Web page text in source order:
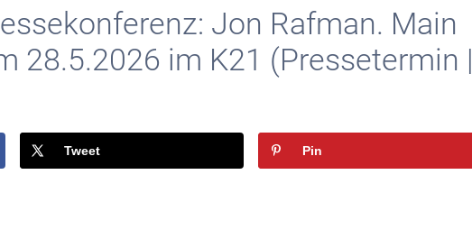
Jon Rafman. Main
28.5.2026 im K21 (Pressetermin |
Tweet Pin